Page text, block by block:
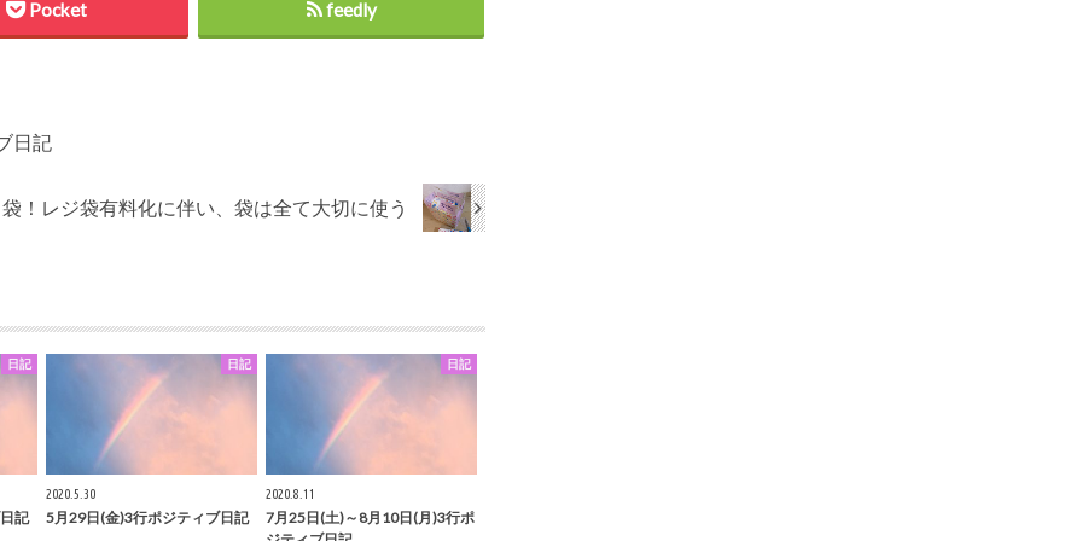
Pocket feedly
日記
！レジ袋有料化に伴い、袋は全て大切に使う
日記
記
日記
2020.5.30
5月29日(金)3行ポジティブ日記
日記
2020.8.11
7月25日(土)～8月10日(月)3行ポ